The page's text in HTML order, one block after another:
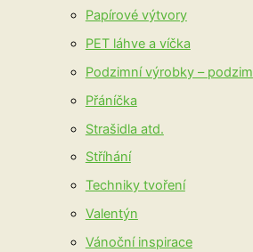
Papírové výtvory
PET láhve a víčka
Podzimní výrobky – podzim
Přáníčka
Strašidla atd.
Stříhání
Techniky tvoření
Valentýn
Vánoční inspirace